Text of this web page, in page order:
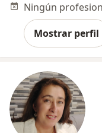
Mostrar perfil